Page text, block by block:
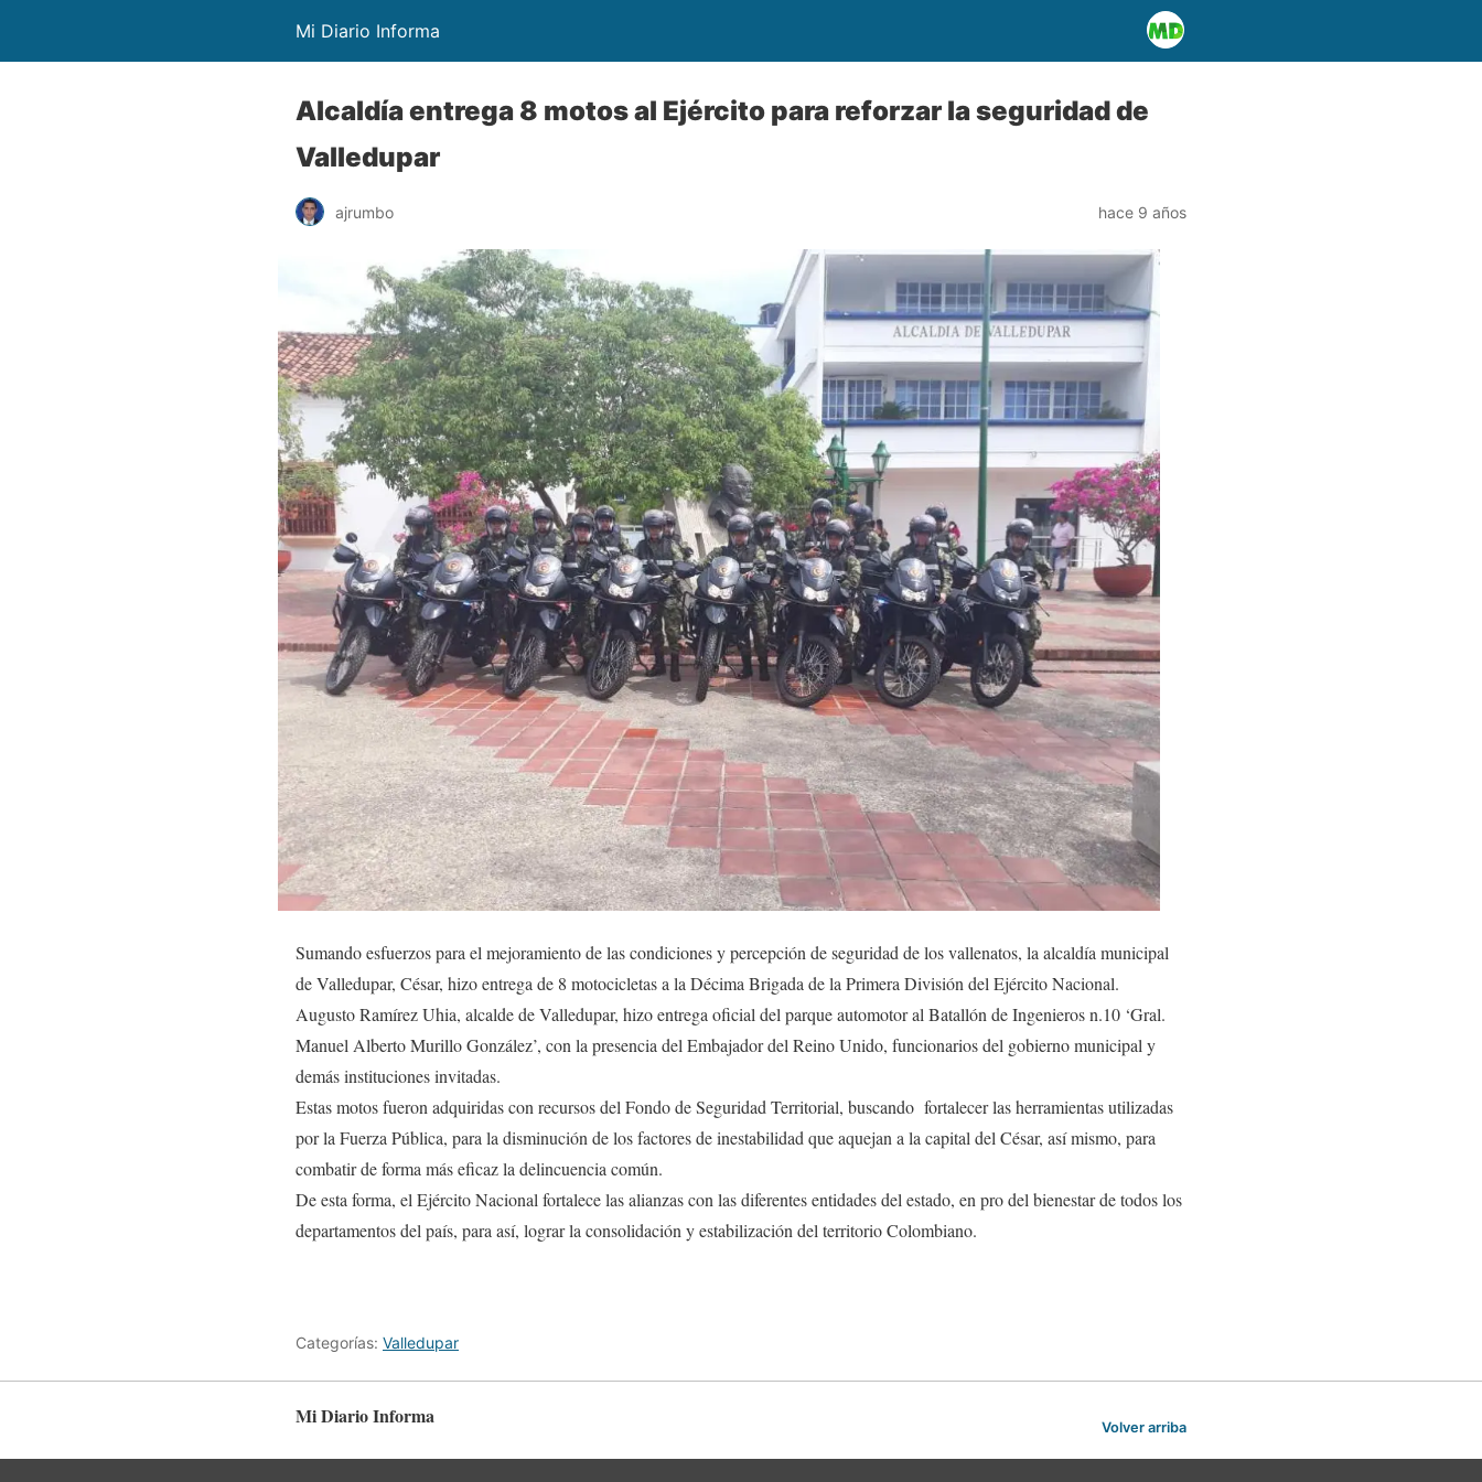
Mi Diario Informa
Alcaldía entrega 8 motos al Ejército para reforzar la seguridad de
Valledupar
ajrumbo hace 9 años
Sumando esfuerzos para el mejoramiento de las condiciones y percepción de seguridad de los vallenatos, la alcaldía municipal
de Valledupar, César, hizo entrega de 8 motocicletas a la Décima Brigada de la Primera División del Ejército Nacional.
Augusto Ramírez Uhia, alcalde de Valledupar, hizo entrega oficial del parque automotor al Batallón de Ingenieros n.10 ‘Gral.
Manuel Alberto Murillo González’, con la presencia del Embajador del Reino Unido, funcionarios del gobierno municipal y
demás instituciones invitadas.
Estas motos fueron adquiridas con recursos del Fondo de Seguridad Territorial, buscando fortalecer las herramientas utilizadas
por la Fuerza Pública, para la disminución de los factores de inestabilidad que aquejan a la capital del César, así mismo, para
combatir de forma más eficaz la delincuencia común.
De esta forma, el Ejército Nacional fortalece las alianzas con las diferentes entidades del estado, en pro del bienestar de todos los
departamentos del país, para así, lograr la consolidación y estabilización del territorio Colombiano.
Categorías: Valledupar
Mi Diario Informa Volver arriba